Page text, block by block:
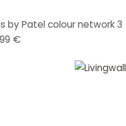
by Patel colour network 3
€